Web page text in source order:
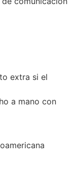
extra si el
a mano con